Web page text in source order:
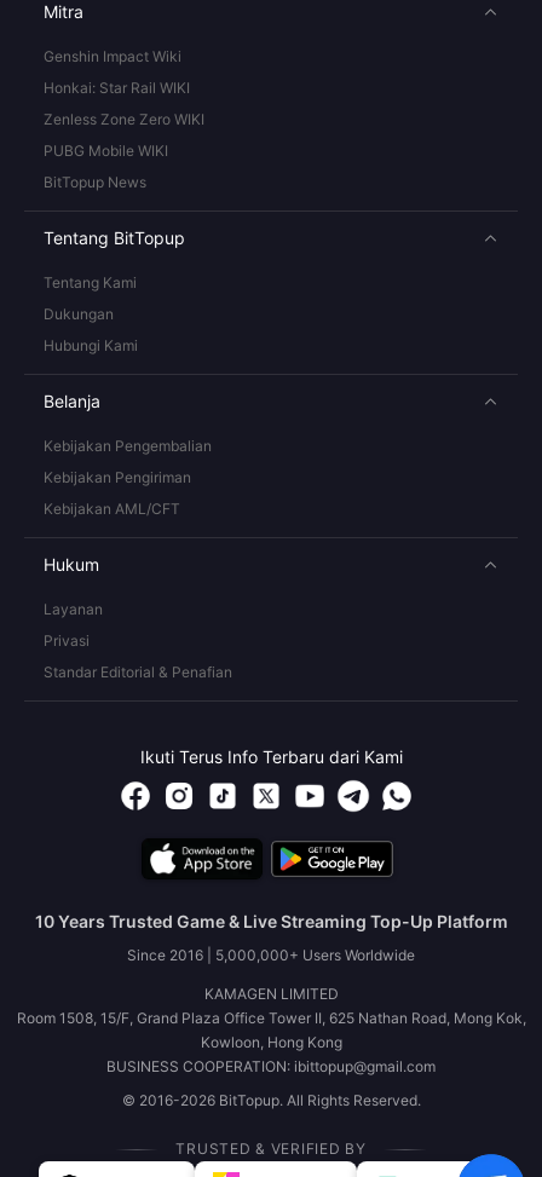
Mitra
Genshin Impact Wiki
Honkai: Star Rail WIKI
Zenless Zone Zero WIKI
PUBG Mobile WIKI
BitTopup News
Tentang BitTopup
Tentang Kami
Dukungan
Hubungi Kami
Belanja
Kebijakan Pengembalian
Kebijakan Pengiriman
Kebijakan AML/CFT
Hukum
Layanan
Privasi
Standar Editorial & Penafian
Ikuti Terus Info Terbaru dari Kami
10 Years Trusted Game & Live Streaming Top-Up Platform
Since 2016 | 5,000,000+ Users Worldwide
KAMAGEN LIMITED
Room 1508, 15/F, Grand Plaza Office Tower II, 625 Nathan Road, Mong Kok,
Kowloon, Hong Kong
BUSINESS COOPERATION: ibittopup@gmail.com
© 2016-2026 BitTopup. All Rights Reserved.
TRUSTED & VERIFIED BY